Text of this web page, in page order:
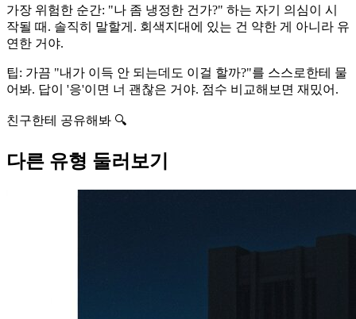
가장 위험한 순간: "나 좀 냉정한 건가?" 하는 자기 의심이 시
작될 때. 솔직히 말할게. 회색지대에 있는 건 약한 게 아니라 유
연한 거야.
팁: 가끔 "내가 이득 안 되는데도 이걸 할까?"를 스스로한테 물
어봐. 답이 '응'이면 너 괜찮은 거야. 점수 비교해보면 재밌어.
친구한테 공유해봐 🔍
다른 유형 둘러보기